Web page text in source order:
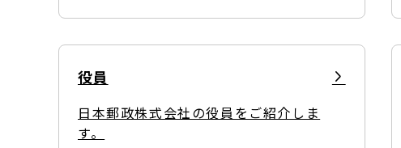
役員
日本郵政株式会社の役員をご紹介しま
す。